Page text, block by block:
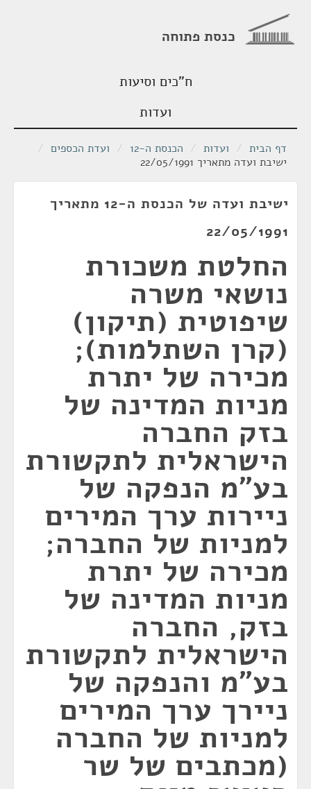
כנסת פתוחה
ח"כים וסיעות
ועדות
דף הבית / ועדות / הכנסת ה-12 / ועדת הכספים /
ישיבת ועדה מתאריך 22/05/1991
ישיבת ועדה של הכנסת ה-12 מתאריך
22/05/1991
החלטת משכורת
נושאי משרה
שיפוטית (תיקון)
(קרן השתלמות);
מכירה של יתרת
מניות המדינה של
בזק החברה
הישראלית לתקשורת
בע"מ הנפקה של
ניירות ערך המירים
למניות של החברה;
מכירה של יתרת
מניות המדינה של
בזק, החברה
הישראלית לתקשורת
בע"מ והנפקה של
ניירך ערך המירים
למניות של החברה
(מכתבים של שר